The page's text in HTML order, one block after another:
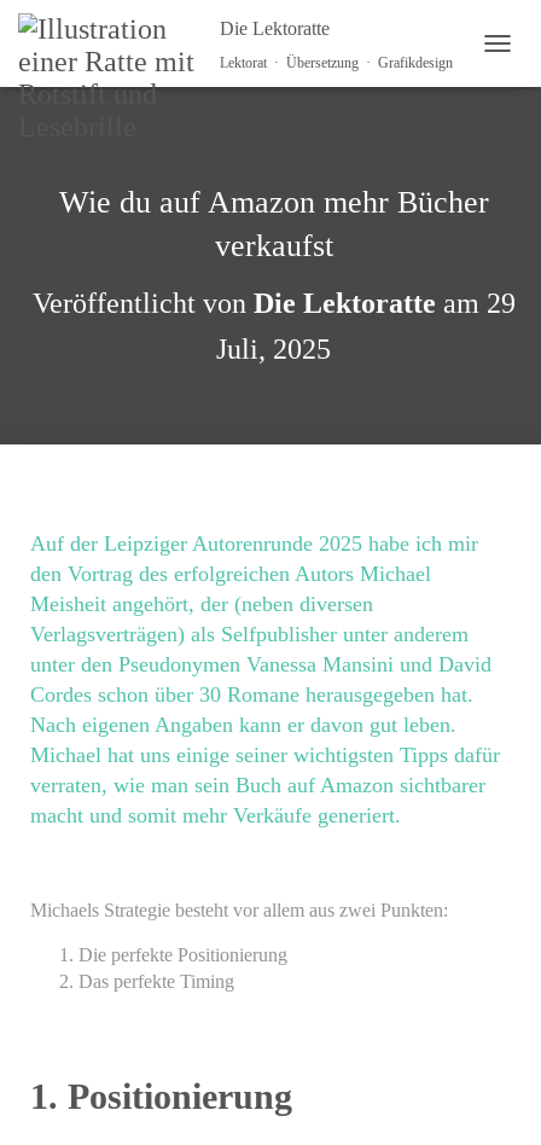
Die Lektoratte
Lektorat · Übersetzung · Grafikdesign
Wie du auf Amazon mehr Bücher
verkaufst
Veröffentlicht von Die Lektoratte am 29
Juli, 2025
Auf der Leipziger Autorenrunde 2025 habe ich mir
den Vortrag des erfolgreichen Autors Michael
Meisheit angehört, der (neben diversen
Verlagsverträgen) als Selfpublisher unter anderem
unter den Pseudonymen Vanessa Mansini und David
Cordes schon über 30 Romane herausgegeben hat.
Nach eigenen Angaben kann er davon gut leben.
Michael hat uns einige seiner wichtigsten Tipps dafür
verraten, wie man sein Buch auf Amazon sichtbarer
macht und somit mehr Verkäufe generiert.
Michaels Strategie besteht vor allem aus zwei Punkten:
Die perfekte Positionierung
Das perfekte Timing
1. Positionierung